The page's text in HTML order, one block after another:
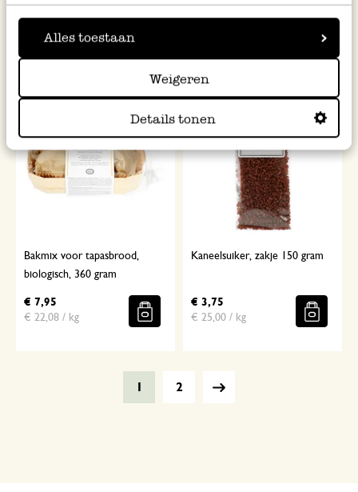
Alles toestaan
Weigeren
Details tonen
€ 132,50 / l
Bakmix voor tapasbrood,
biologisch, 360 gram
€ 7,95
€ 22,08 / kg
Kaneelsuiker, zakje 150 gram
€ 3,75
€ 25,00 / kg
2